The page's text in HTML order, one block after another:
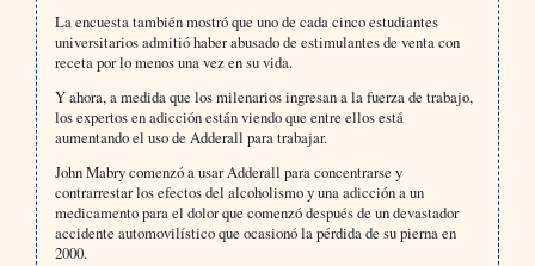
La encuesta también mostró que uno de cada cinco estudiantes
universitarios admitió haber abusado de estimulantes de venta con
receta por lo menos una vez en su vida.
Y ahora, a medida que los milenarios ingresan a la fuerza de trabajo,
los expertos en adicción están viendo que entre ellos está
aumentando el uso de Adderall para trabajar.
John Mabry comenzó a usar Adderall para concentrarse y
contrarrestar los efectos del alcoholismo y una adicción a un
medicamento para el dolor que comenzó después de un devastador
accidente automovilístico que ocasionó la pérdida de su pierna en
2000.